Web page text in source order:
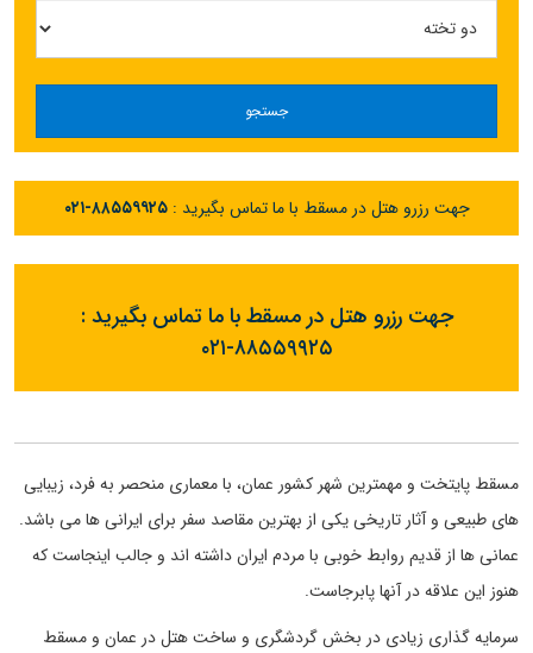
جستجو
جهت رزرو هتل در مسقط با ما تماس بگیرید :۰۲۱-۸۸۵۵۹۹۲۵
جهت رزرو هتل در مسقط با ما تماس بگیرید :
۰۲۱-۸۸۵۵۹۹۲۵
مسقط پایتخت و مهمترین شهر کشور عمان، با معماری منحصر به فرد، زیبایی
های طبیعی و آثار تاریخی یکی از بهترین مقاصد سفر برای ایرانی ها می باشد.
عمانی ها از قدیم روابط خوبی با مردم ایران داشته اند و جالب اینجاست که
هنوز این علاقه در آنها پابرجاست.
سرمایه گذاری زیادی در بخش گردشگری و ساخت هتل در عمان و مسقط